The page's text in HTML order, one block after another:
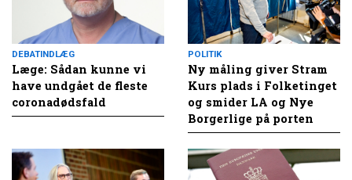
DEBATINDLÆG
Læge: Sådan kunne vi
have undgået de fleste
coronadødsfald
POLITIK
Ny måling giver Stram
Kurs plads i Folketinget
og smider LA og Nye
Borgerlige på porten